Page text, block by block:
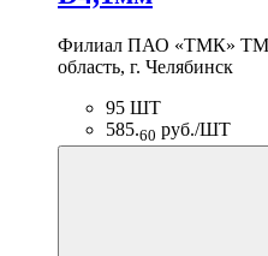
Филиал ПАО «ТМК» ТМК
область, г. Челябинск
95 ШТ
585.60 руб./ШТ